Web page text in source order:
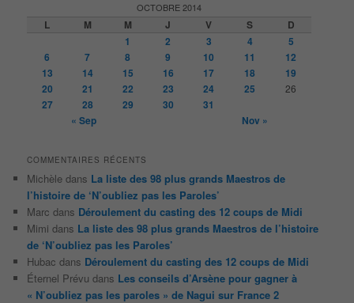
OCTOBRE 2014
L M M J V S
D
1
2 3 4
5
6
7 8 9 10 11
12
13
14 15 16 17 18
19
20
21 22 23 24 25 26
27 28 29 30
31
« Sep
Nov »
COMMENTAIRES RÉCENTS
Michèle dans La liste des 98 plus grands Maestros de
l’histoire de ‘N’oubliez pas les Paroles’
Marc dans Déroulement du casting des 12 coups de Midi
Mimi dans La liste des 98 plus grands Maestros de l’histoire
de ‘N’oubliez pas les Paroles’
Hubac dans Déroulement du casting des 12 coups de Midi
Éternel Prévu dans Les conseils d’Arsène pour gagner à
« N’oubliez pas les paroles » de Nagui sur France 2